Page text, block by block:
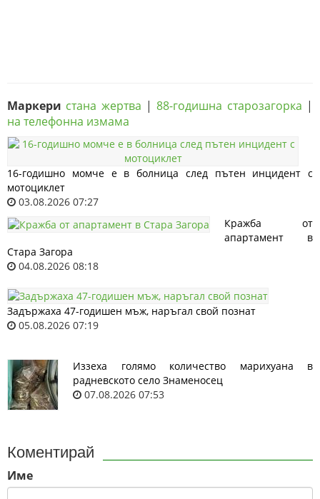
Маркери стана жертва |88-годишна старозагорка |
на телефонна измама
16-годишно момче е в болница след пътен инцидент с
мотоциклет
03.08.2026 07:27
Кражба от
апартамент в
Стара Загора
04.08.2026 08:18
Задържаха 47-годишен мъж, наръгал свой познат
05.08.2026 07:19
Иззеха голямо количество марихуана в
радневското село Знаменосец
07.08.2026 07:53
Коментирай
Име